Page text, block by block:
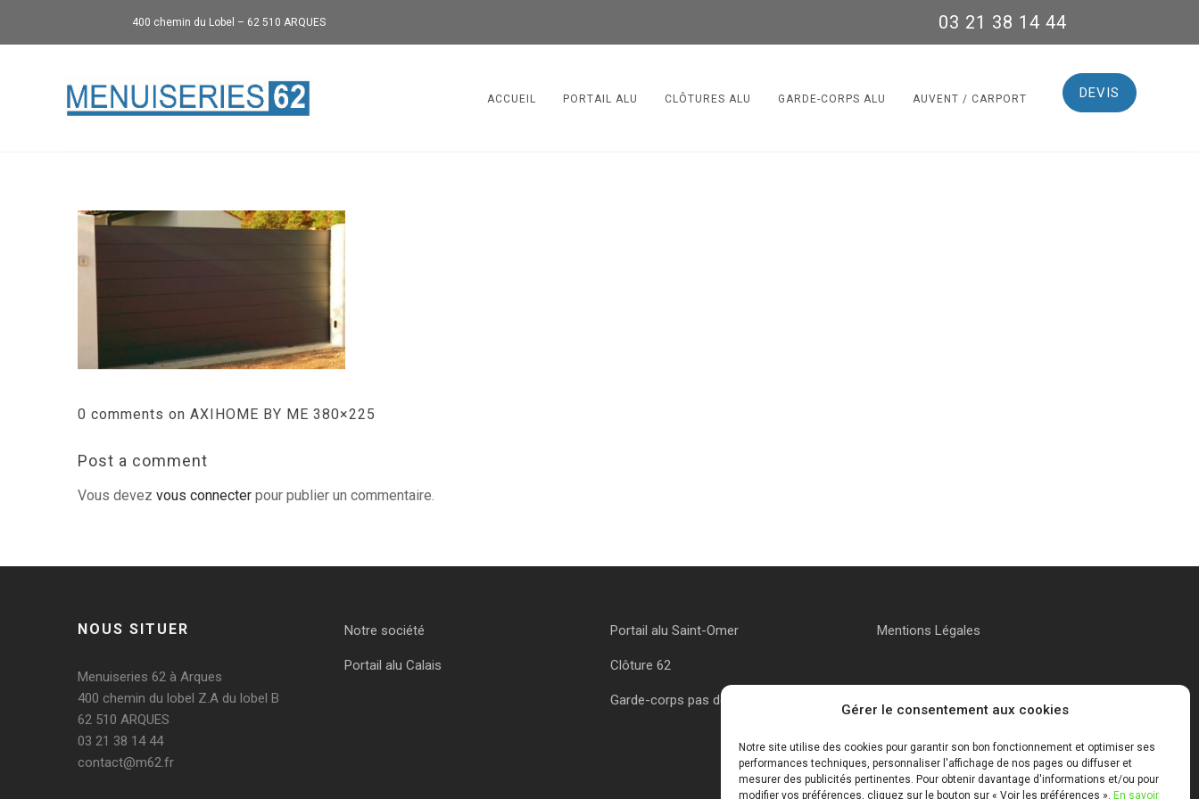
Gérer le consentement aux cookies
Notre site utilise des cookies pour garantir son bon fonctionnement et optimiser ses
performances techniques, personnaliser l'affichage de nos pages ou diffuser et
mesurer des publicités pertinentes. Pour obtenir davantage d'informations et/ou pour
modifier vos préférences, cliquez sur le bouton sur « Voir les préférences ». En savoir
400 chemin du Lobel – 62 510 ARQUES 03 21 38 14 44
DEVIS
ACCUEIL PORTAIL ALU CLÔTURES ALU GARDE-CORPS ALU AUVENT / CARPORT
0 comments on AXIHOME BY ME 380×225
Post a comment
Vous devezvous connecter pour publier un commentaire.
NOUS SITUER
Menuiseries 62 à Arques
400 chemin du lobel Z.A du lobel B
62 510 ARQUES
03 21 38 14 44
contact@m62.fr
Notre société
Portail alu Calais
Portail alu Saint-Omer
Clôture 62
Garde-corps pas de calais
Mentions Légales